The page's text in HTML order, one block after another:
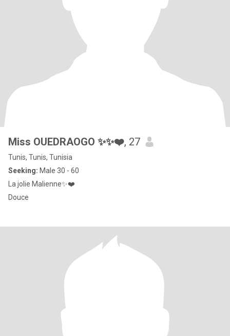
Miss OUEDRAOGO ✨✨❤️, 27
Tunis, Tunis, Tunisia
Seeking: Male 30 - 60
La jolie Malienne✨❤️
Douce